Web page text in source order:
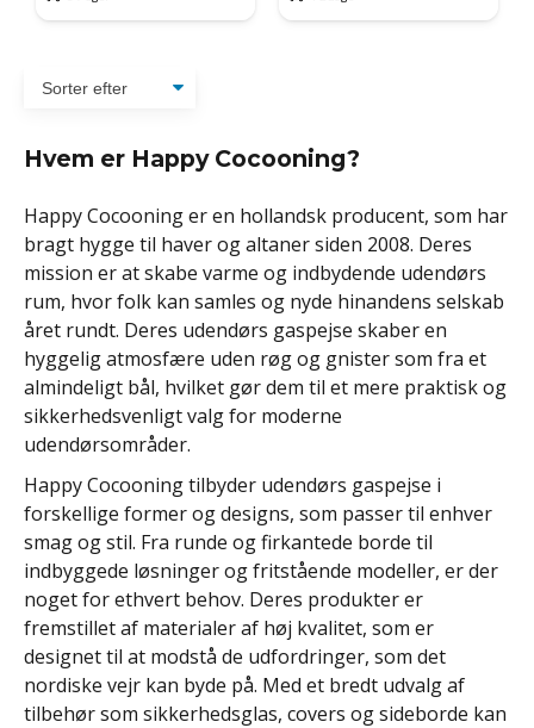
Hvem er Happy Cocooning?
Happy Cocooning er en hollandsk producent, som har
bragt hygge til haver og altaner siden 2008. Deres
mission er at skabe varme og indbydende udendørs
rum, hvor folk kan samles og nyde hinandens selskab
året rundt. Deres udendørs gaspejse skaber en
hyggelig atmosfære uden røg og gnister som fra et
almindeligt bål, hvilket gør dem til et mere praktisk og
sikkerhedsvenligt valg for moderne
udendørsområder.
Happy Cocooning tilbyder udendørs gaspejse i
forskellige former og designs, som passer til enhver
smag og stil. Fra runde og firkantede borde til
indbyggede løsninger og fritstående modeller, er der
noget for ethvert behov. Deres produkter er
fremstillet af materialer af høj kvalitet, som er
designet til at modstå de udfordringer, som det
nordiske vejr kan byde på. Med et bredt udvalg af
tilbehør som sikkerhedsglas, covers og sideborde kan